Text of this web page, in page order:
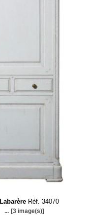
LabarèreRéf. 34070
... [3 image(s)]